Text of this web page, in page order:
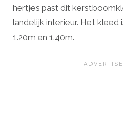
hertjes past dit
landelijk interieur. Het kleed
1.20m en 1.40m.